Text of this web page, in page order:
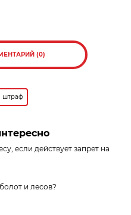
(0)
штраф
если действует запрет на
и лесов?